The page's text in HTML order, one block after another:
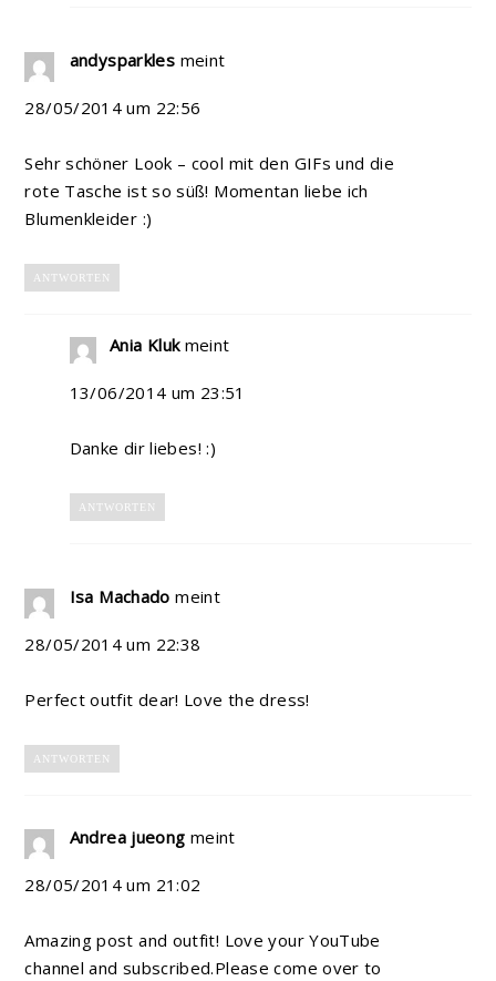
andysparkles meint
28/05/2014 um 22:56
Sehr schöner Look – cool mit den GIFs und die
rote Tasche ist so süß! Momentan liebe ich
Blumenkleider :)
ANTWORTEN
Ania Kluk meint
13/06/2014 um 23:51
Danke dir liebes! :)
ANTWORTEN
Isa Machado meint
28/05/2014 um 22:38
Perfect outfit dear! Love the dress!
ANTWORTEN
Andrea jueong meint
28/05/2014 um 21:02
Amazing post and outfit! Love your YouTube
channel and subscribed.Please come over to